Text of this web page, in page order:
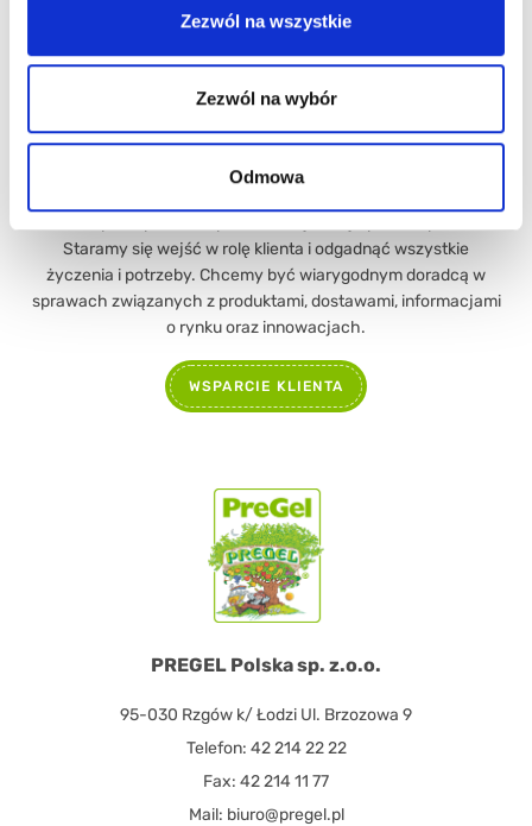
Zezwól na wszystkie
Zezwól na wybór
Odmowa
GRANELLAORZECH
95704
PREGEL Polska sp. z.o.o.
95-030 Rzgów k/ Łodzi Ul. Brzozowa 9
Telefon: 42 214 22 22
Fax: 42 214 11 77
Mail: biuro@pregel.pl
Wsparcie klienta
Staramy się wejść w rolę klienta i odgadnąć wszystkie
życzenia i potrzeby. Chcemy być wiarygodnym doradcą w
sprawach związanych z produktami, dostawami, informacjami
o rynku oraz innowacjach.
WSPARCIE KLIENTA